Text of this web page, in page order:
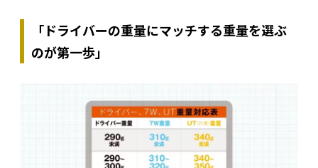
「ドライバーの重量にマッチする重量を選ぶ
のが第一歩」